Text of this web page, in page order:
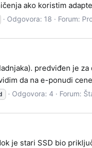
ako koristim
Odgovora: 18 Forum:
predviđen je
da na e-ponudi
Odgovora: 4 Forum:
je stari SSD bio